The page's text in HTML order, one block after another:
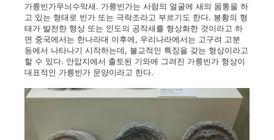
가릉빈가무늬수막새. 가릉빈가는 사람의 얼굴에 새의 몸통을 하
고 있는 형태로 빈가 또는 극락조라고 부르기도 한다. 봉황의 형
태가 발전한 형상 또는 인도의 공작새를 형상화한 것이라고 하
면 중국에서는 한나라대 이후에, 우리나라에서는 고구려 고분
등에서 나타나기 시작하는데, 불교적인 특징을 갖는 형상이라고
할 수 있다. 안압지에서 출토된 기와에 그려진 가릉빈가 형상이
대표적인 가릉빈가 문양이라고 한다.